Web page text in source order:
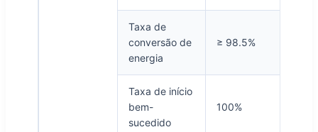
Taxa de
conversão de
energia
≥ 98.5%
Taxa de início
bem-
sucedido
100%